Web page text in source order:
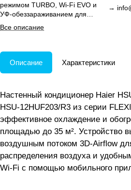
режимом TURBO, Wi-Fi EVO и
УФ-обеззараживанием для
офиса.
Все описание
→
Описание Характеристики
Настенный кондиционер Haier
HSU-12HUF203/R3 из серии
эффективное охлаждение и
площадью до 35 м². Устройство
воздушным потоком 3D-Airflow
распределения воздуха и
Wi-Fi с помощью мобильного